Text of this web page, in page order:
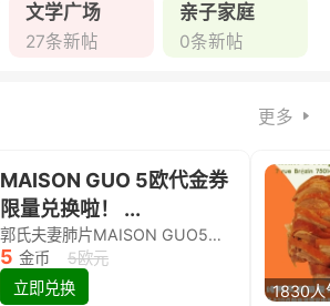
文学广场
27条新帖
亲子家庭
0条新帖
更多
MAISON GUO 5欧代金券
限量兑换啦！ ...
郭氏夫妻肺片MAISON GUO5欧代金券限量兑换啦！
5 金币
5欧元
立即兑换
1830人